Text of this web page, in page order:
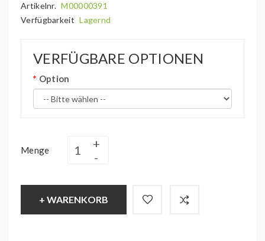
Artikelnr. M00000391
Verfügbarkeit Lagernd
VERFÜGBARE OPTIONEN
Option
Menge
+ WARENKORB